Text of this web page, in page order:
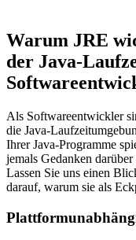
Warum JRE
der Java-
Als Softwareentwickler
die Java-
Ihrer Java-Programme
jemals Gedanken
Lassen Sie uns einen
darauf, warum sie als